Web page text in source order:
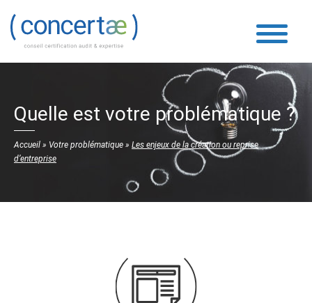
Quelle est votre problématique ?
Accueil » Votre problématique » Les enjeux de la création ou reprise
d’entreprise